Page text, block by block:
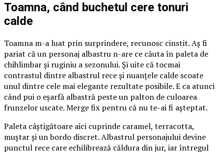
Toamna, când buchetul cere tonuri
calde
Toamna m-a luat prin surprindere, recunosc cinstit. Aș fi
pariat că un personaj albastru n-are ce căuta în paleta de
chihlimbar și ruginiu a sezonului. Și uite că tocmai
contrastul dintre albastrul rece și nuanțele calde scoate
unul dintre cele mai elegante rezultate posibile. E ca atunci
când pui o eșarfă albastră peste un palton de culoarea
frunzelor uscate. Merge fix pentru că nu te-ai fi așteptat.
Paleta câștigătoare aici cuprinde caramel, terracotta,
muștar și un bordo discret. Albastrul personajului devine
punctul rece care echilibrează căldura din jur, iar întregul